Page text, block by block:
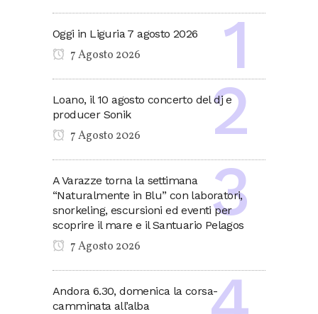
Oggi in Liguria 7 agosto 2026
7 Agosto 2026
Loano, il 10 agosto concerto del dj e
producer Sonik
7 Agosto 2026
A Varazze torna la settimana
“Naturalmente in Blu” con laboratori,
snorkeling, escursioni ed eventi per
scoprire il mare e il Santuario Pelagos
7 Agosto 2026
Andora 6.30, domenica la corsa-
camminata all’alba